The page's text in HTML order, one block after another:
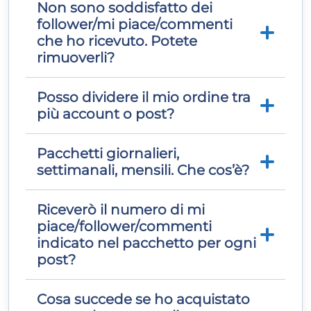
Sì, il tuo profilo deve essere impostato su
pubblico affinché possiamo fornire il
servizio.
Non sono soddisfatto dei
follower/mi piace/commenti
che ho ricevuto. Potete
rimuoverli?
Tutti i servizi sono definitivi, non c’è alcun
modo per rimuovere i servizi.
Posso dividere il mio ordine tra
più account o post?
Sì, nella maggior parte dei casi puoi. Alcuni
servizi hanno un numero minimo di
possiamo fornire per post. Ti invitiamo a
contattare il nostro supporto se hai
bisogno di ulteriori informazioni su un
servizio specifico.
Pacchetti giornalieri,
settimanali, mensili. Che cos’è?
Questo è un abbonamento con
promozione completa che verrà rinnovato
automaticamente ogni
giorno/settimana/mese a seconda del
Puoi sempre annullare il tuo
Riceverò il numero di mi
piace/follower/commenti
indicato nel pacchetto per ogni
post?
No, il numero di like/follower/commenti
Cosa succede se ho acquistato